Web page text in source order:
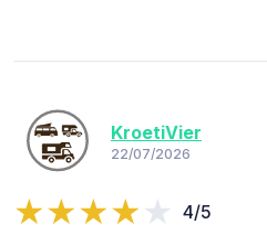
KroetiVier
22/07/2026
4/5